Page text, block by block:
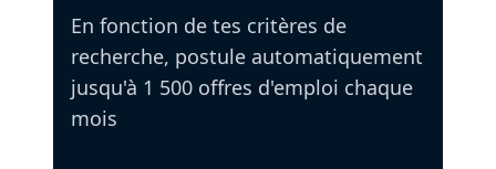
En fonction de tes critères de
recherche, postule automatiquement
jusqu'à 1 500 offres d'emploi chaque
mois